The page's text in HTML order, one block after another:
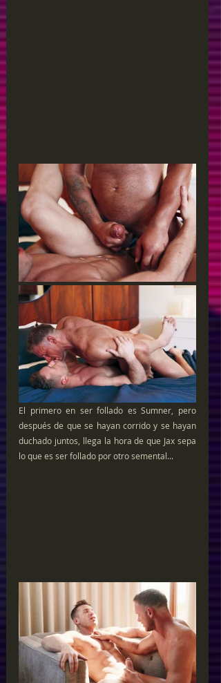
El primero en ser follado es Sumner, pero
después de que se hayan corrido y se hayan
duchado juntos, llega la hora de que Jax sepa
lo que es ser follado por otro semental...